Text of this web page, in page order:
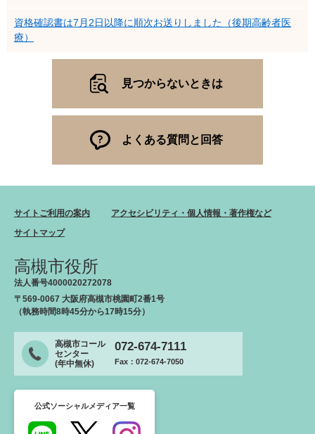
資格確認書は7月2日以降に順次お送りしました（後期高齢者医
療）
見つからないときは
よくある質問と回答
サイトご利用の案内
アクセシビリティ・個人情報・著作権など
サイトマップ
高槻市役所
法人番号4000020272078
〒569-0067 大阪府高槻市桃園町2番1号
（執務時間8時45分から17時15分）
高槻市コール
センター
(年中無休)
072-674-7111
Fax：072-674-7050
公式ソーシャルメディア一覧